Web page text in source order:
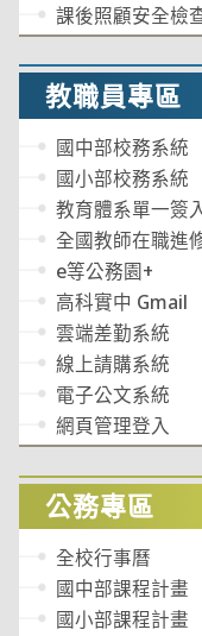
課後照顧安全檢
教職員專區
國中部校務系統
國小部校務系統
教育體系單一簽
全國教師在職進
e等公務園+
高科實中 Gmail
雲端差勤系統
線上請購系統
電子公文系統
網頁管理登入
公務專區
全校行事曆
國中部課程計畫
國小部課程計畫